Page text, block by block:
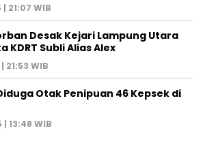
21:07 WIB
Desak Kejari Lampung Utara
KDRT Subli Alias Alex
21:53 WIB
Otak Penipuan 46 Kepsek di
13:48 WIB